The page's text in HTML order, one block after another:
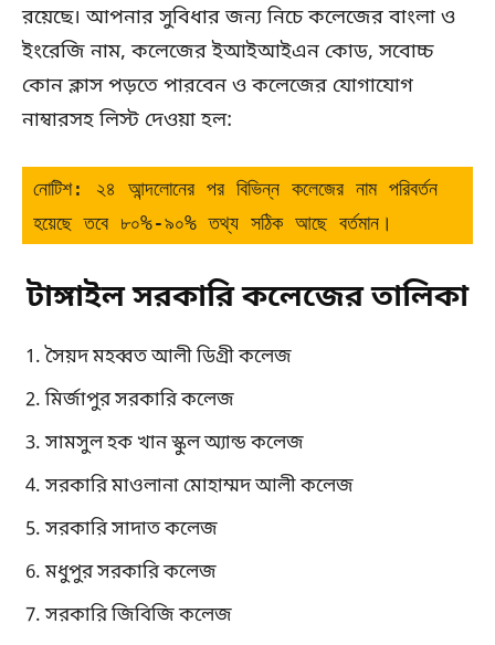
রয়েছে। আপনার সুবিধার জন্য নিচে কলেজের বাংলা ও
ইংরেজি নাম, কলেজের ইআইআইএন কোড, সবোচ্চ
কোন ক্লাস পড়তে পারবেন ও কলেজের যোগাযোগ
নাম্বারসহ লিস্ট দেওয়া হল:
নোটিশ: ২৪ আন্দলোনের পর বিভিন্ন কলেজের নাম পরিবর্তন
হয়েছে তবে ৮০%-৯০% তথ্য সঠিক আছে বর্তমান।
টাঙ্গাইল সরকারি কলেজের তালিকা
সৈয়দ মহব্বত আলী ডিগ্রী কলেজ
মির্জাপুর সরকারি কলেজ
সামসুল হক খান স্কুল অ্যান্ড কলেজ
সরকারি মাওলানা মোহাম্মদ আলী কলেজ
সরকারি সাদাত কলেজ
মধুপুর সরকারি কলেজ
সরকারি জিবিজি কলেজ